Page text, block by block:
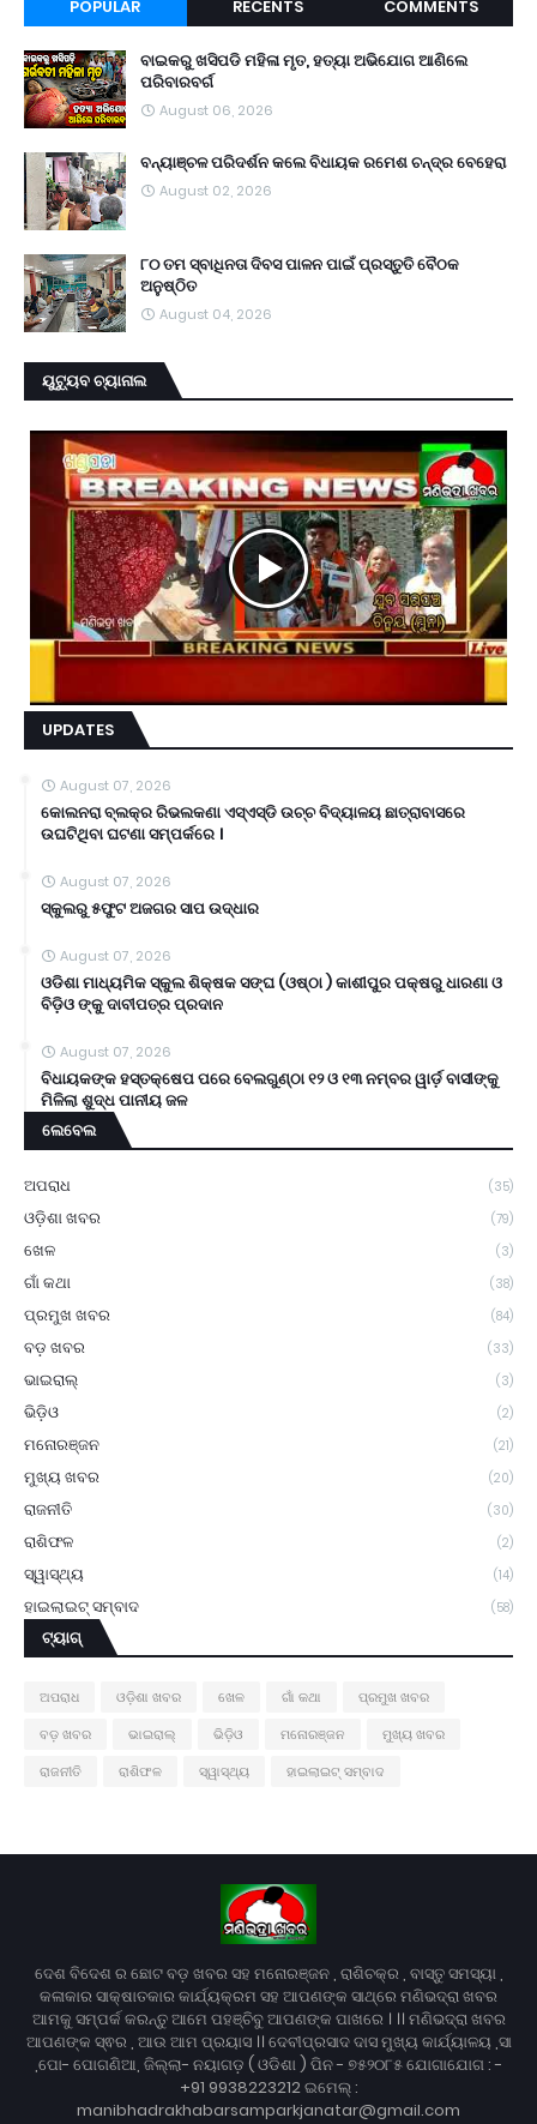
POPULAR RECENTS COMMENTS
ବାଇକରୁ ଖସିପଡି ମହିଳା ମୃତ, ହତ୍ୟା ଅଭିଯୋଗ ଆଣିଲେ
ପରିବାରବର୍ଗ
August 06, 2026
ବନ୍ୟାଞ୍ଚଳ ପରିଦର୍ଶନ କଲେ ବିଧାୟକ ରମେଶ ଚନ୍ଦ୍ର ବେହେରା
August 02, 2026
୮୦ ତମ ସ୍ବାଧିନତା ଦିବସ ପାଳନ ପାଇଁ ପ୍ରସ୍ତୁତି ବୈଠକ
ଅନୁଷ୍ଠିତ
August 04, 2026
ୟୁଟ୍ୟୁବ ଚ୍ୟାନାଲ
UPDATES
August 07, 2026
କୋଲନରା ବ୍ଲକ୍‌ର ରିଭଲକଣା ଏସ୍‌ଏସ୍‌ଡି ଉଚ୍ଚ ବିଦ୍ୟାଳୟ ଛାତ୍ରାବାସରେ
ଉଘଟିଥିବା ଘଟଣା ସମ୍ପର୍କରେ ।
August 07, 2026
ସ୍କୁଲରୁ ୫ଫୁଟ ଅଜଗର ସାପ ଉଦ୍ଧାର
August 07, 2026
ଓଡିଶା ମାଧ୍ୟମିକ ସ୍କୁଲ ଶିକ୍ଷକ ସଙ୍ଘ (ଓଷ୍ଠା ) କାଶୀପୁର ପକ୍ଷରୁ ଧାରଣା ଓ
ବିଡ଼ିଓ ଙ୍କୁ ଦାବୀପତ୍ର ପ୍ରଦାନ
August 07, 2026
ବିଧାୟକଙ୍କ ହସ୍ତକ୍ଷେପ ପରେ ବେଲଗୁଣ୍ଠା ୧୨ ଓ ୧୩ ନମ୍ବର ୱାର୍ଡ଼ ବାସୀଙ୍କୁ
ମିଳିଲା ଶୁଦ୍ଧ ପାନୀୟ ଜଳ
ଲେବେଲ
ଅପରାଧ (35)
ଓଡ଼ିଶା ଖବର (79)
ଖେଳ (3)
ଗାଁ କଥା (38)
ପ୍ରମୁଖ ଖବର (84)
ବଡ଼ ଖବର (33)
ଭାଇରାଲ୍ (3)
ଭିଡ଼ିଓ (2)
ମନୋରଞ୍ଜନ (21)
ମୁଖ୍ୟ ଖବର (20)
ରାଜନୀତି (30)
ରାଶିଫଳ (2)
ସ୍ୱାସ୍ଥ୍ୟ (14)
ହାଇଲାଇଟ୍ ସମ୍ବାଦ (58)
ଟ୍ୟାଗ୍
ଅପରାଧ ଓଡ଼ିଶା ଖବର ଖେଳ ଗାଁ କଥା
ପ୍ରମୁଖ ଖବର
ବଡ଼ ଖବର
ଭାଇରାଲ୍ ଭିଡ଼ିଓ ମନୋରଞ୍ଜନ
ମୁଖ୍ୟ ଖବର
ରାଜନୀତି
ରାଶିଫଳ ସ୍ୱାସ୍ଥ୍ୟ ହାଇଲାଇଟ୍ ସମ୍ବାଦ
ଦେଶ ବିଦେଶ ର ଛୋଟ ବଡ଼ ଖବର ସହ ମନୋରଞ୍ଜନ , ରାଶିଚକ୍ର , ବାସ୍ତୁ ସମସ୍ୟା ,
କଳାକାର ସାକ୍ଷାତକାର କାର୍ଯ୍ୟକ୍ରମ ସହ ଆପଣଙ୍କ ସାଥ୍‌ରେ ମଣିଭଦ୍ରା ଖବର
ଆମକୁ ସମ୍ପର୍କ କରନ୍ତୁ ଆମେ ପହଞ୍ଚିବୁ ଆପଣଙ୍କ ପାଖରେ । ।। ମଣିଭଦ୍ରା ଖବର
ଆପଣଙ୍କ ସ୍ଵର , ଆଉ ଆମ ପ୍ରୟାସ ।। ଦେବୀପ୍ରସାଦ ଦାସ ମୁଖ୍ୟ କାର୍ଯ୍ୟାଳୟ ,ସା
,ପୋ- ପୋଗଣିଆ, ଜିଲ୍ଲା- ନୟାଗଡ଼ ( ଓଡିଶା ) ପିନ - ୭୫୨୦୮୫ ଯୋଗାଯୋଗ : -
+91 9938223212 ଇମେଲ୍ :
manibhadrakhabarsamparkjanatar@gmail.com